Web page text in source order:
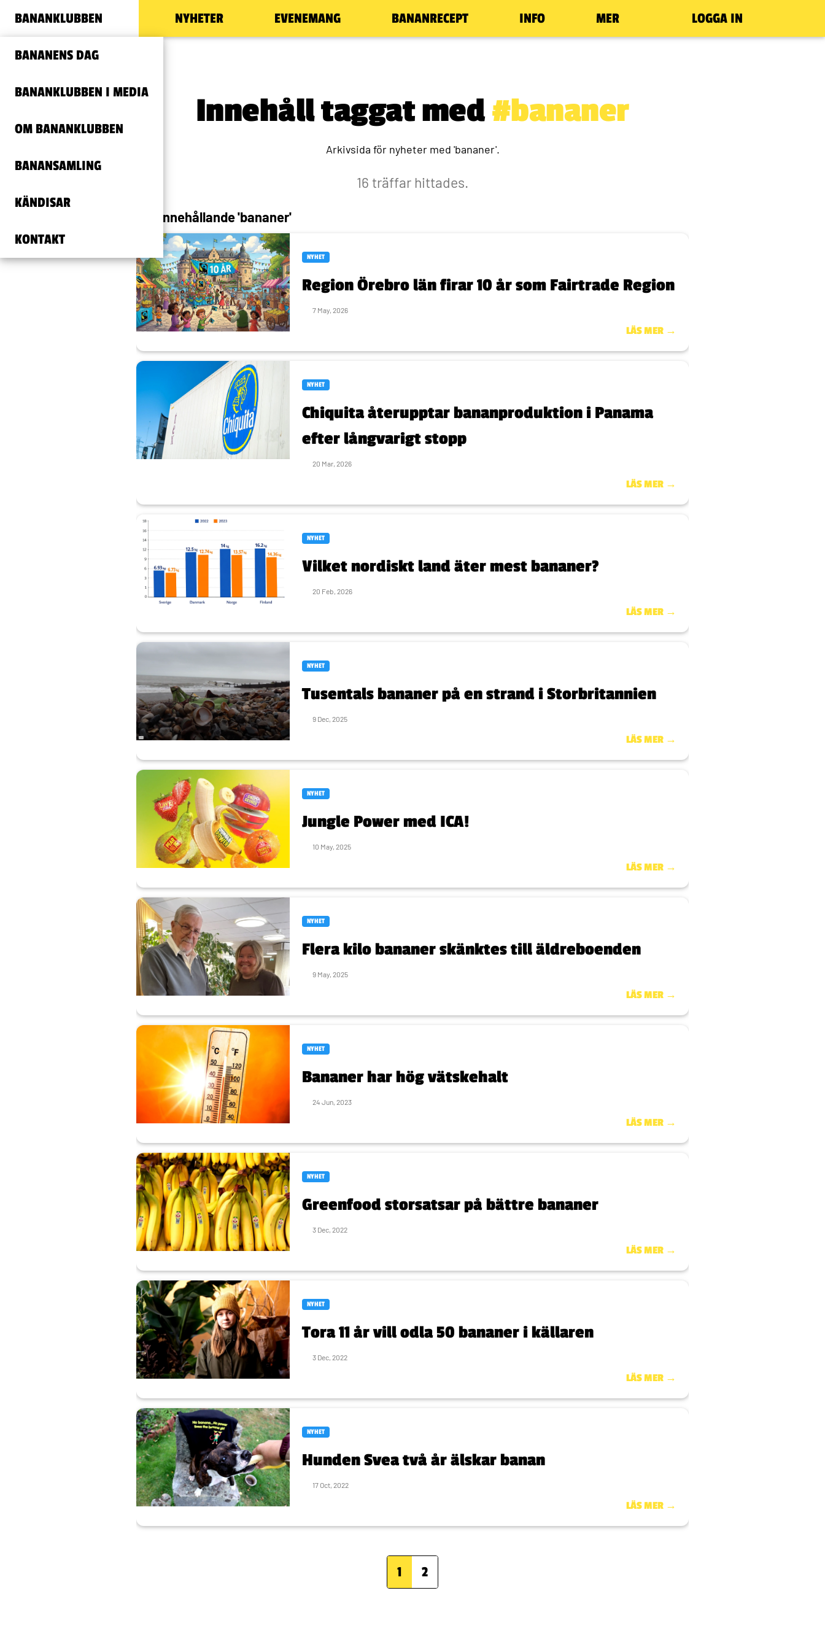
BANANKLUBBEN
BANANENS DAG
BANANKLUBBEN I MEDIA
OM BANANKLUBBEN
BANANSAMLING
KÄNDISAR
KONTAKT
NYHETER EVENEMANG BANANRECEPT INFO MER LOGGA IN
Innehåll taggat med#bananer
Arkivsida för nyheter med 'bananer'.
16 träffar hittades.
Allt innehållande 'bananer'
NYHET
Region Örebro län firar 10 år som Fairtrade Region
7 May, 2026
LÄS MER →
NYHET
Chiquita återupptar bananproduktion i Panama
efter långvarigt stopp
20 Mar, 2026
LÄS MER →
NYHET
Vilket nordiskt land äter mest bananer?
20 Feb, 2026
LÄS MER →
NYHET
Tusentals bananer på en strand i Storbritannien
9 Dec, 2025
LÄS MER →
NYHET
Jungle Power med ICA!
10 May, 2025
LÄS MER →
NYHET
Flera kilo bananer skänktes till äldreboenden
9 May, 2025
LÄS MER →
NYHET
Bananer har hög vätskehalt
24 Jun, 2023
LÄS MER →
NYHET
Greenfood storsatsar på bättre bananer
3 Dec, 2022
LÄS MER →
NYHET
Tora 11 år vill odla 50 bananer i källaren
3 Dec, 2022
LÄS MER →
NYHET
Hunden Svea två år älskar banan
17 Oct, 2022
LÄS MER →
1 2